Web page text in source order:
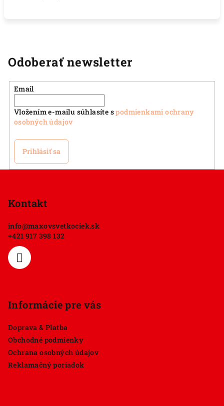
Odoberať newsletter
Email
Vložením e-mailu súhlasíte spodmienkami ochrany
osobných údajov
Prihlásiť sa
Kontakt
info@maxovsvetkociek.sk
+421 917 398 132
Informácie pre vás
Doprava & Platba
Obchodné podmienky
Ochrana osobných údajov
Reklamačný poriadok